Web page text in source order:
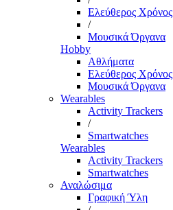
Ελεύθερος Χρόνος
/
Μουσικά Όργανα
Hobby
Αθλήματα
Ελεύθερος Χρόνος
Μουσικά Όργανα
Wearables
Activity Trackers
/
Smartwatches
Wearables
Activity Trackers
Smartwatches
Αναλώσιμα
Γραφική Ύλη